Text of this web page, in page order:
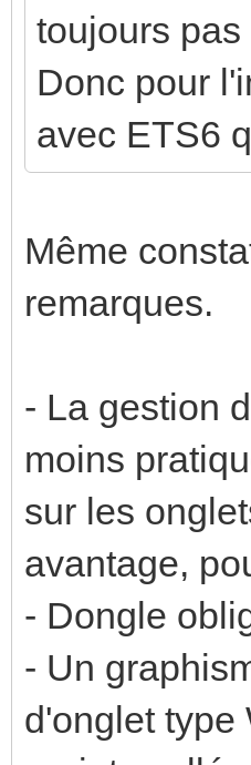
toujours
Donc pour
avec ETS6
Même
remarques.
- La gestion
moins
sur les
avantage,
- Dongle
- Un
d'onglet type